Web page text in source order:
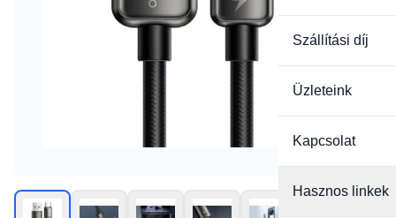
Szállítási díj
Üzleteink
Kapcsolat
Hasznos linkek